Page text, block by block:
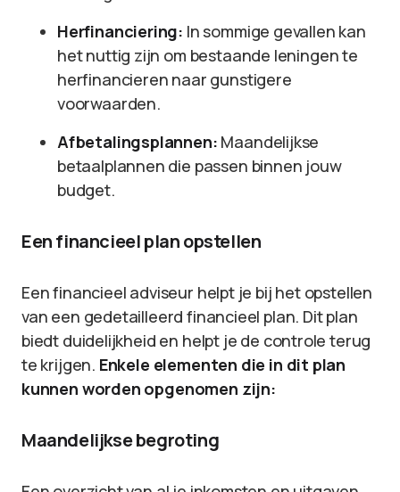
Herfinanciering: In sommige gevallen kan
het nuttig zijn om bestaande leningen te
herfinancieren naar gunstigere
voorwaarden.
Afbetalingsplannen: Maandelijkse
betaalplannen die passen binnen jouw
budget.
Een financieel plan opstellen
Een financieel adviseur helpt je bij het opstellen
van een gedetailleerd financieel plan. Dit plan
biedt duidelijkheid en helpt je de controle terug
te krijgen. Enkele elementen die in dit plan
kunnen worden opgenomen zijn:
Maandelijkse begroting